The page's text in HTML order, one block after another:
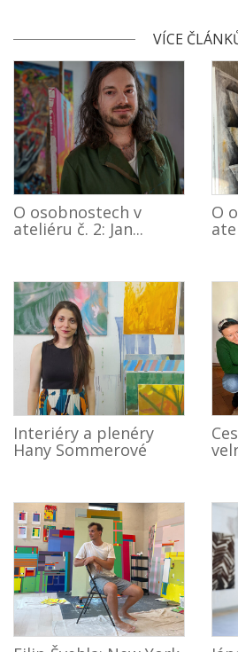
VÍCE
O osobnostech v
ateliéru č. 2: Jan...
O
Interiéry a plenéry
Hany Sommerové